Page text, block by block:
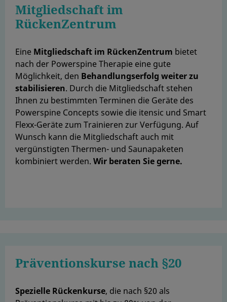
Mitgliedschaft im
RückenZentrum
Eine Mitgliedschaft im RückenZentrum bietet
nach der Powerspine Therapie eine gute
Möglichkeit, den Behandlungserfolg weiter zu
stabilisieren. Durch die Mitgliedschaft stehen
Ihnen zu bestimmten Terminen die Geräte des
Powerspine Concepts sowie die itensic und Smart
Flexx-Geräte zum Trainieren zur Verfügung. Auf
Wunsch kann die Mitgliedschaft auch mit
vergünstigten Thermen- und Saunapaketen
kombiniert werden. Wir beraten Sie gerne.
Präventionskurse nach §20
Spezielle Rückenkurse, die nach §20 als